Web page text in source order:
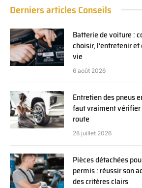
Derniers articles Conseils
Batterie de voiture :
choisir, l’entretenir
vie
6 août 2026
Entretien des pneus
faut vraiment vérifier
route
28 juillet 2026
Pièces détachées
permis : réussir son
des critères clairs